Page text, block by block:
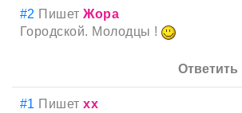
#2 ПишетЖора
Городской. Молодцы !
Ответить
#1 Пишетхх